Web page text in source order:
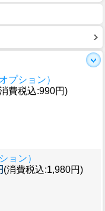
プション）
費税込:990円)
ョン）
(消費税込:1,980円)